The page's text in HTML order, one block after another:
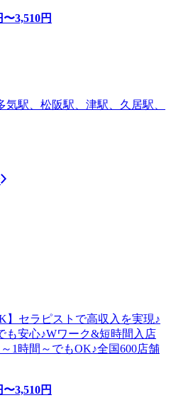
〜3,510円
駅、松阪駅、津駅、久居駅、
】セラピストで高収入を実現♪
も安心♪Wワーク&短時間入店
1時間～でもOK♪全国600店舗
〜3,510円